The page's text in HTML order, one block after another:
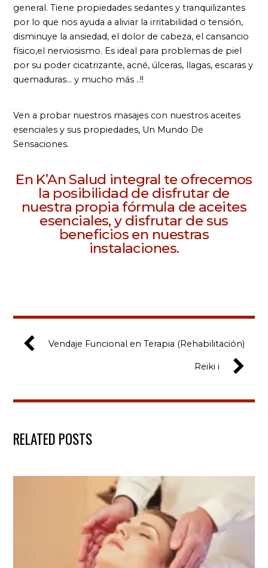
general. Tiene propiedades sedantes y tranquilizantes
por lo que nos ayuda a aliviar la irritabilidad o tensión,
disminuye la ansiedad, el dolor de cabeza, el cansancio
físico,el nerviosismo. Es ideal para problemas de piel
por su poder cicatrizante, acné, úlceras, llagas, escaras y
quemaduras… y mucho más ..!!
Ven a probar nuestros masajes con nuestros aceites
esenciales y sus propiedades, Un Mundo De
Sensaciones.
En K’An Salud integral te ofrecemos
la posibilidad de disfrutar de
nuestra propia fórmula de aceites
esenciales, y disfrutar de sus
beneficios en nuestras
instalaciones.
Vendaje Funcional en Terapia (Rehabilitación)
Reiki i
RELATED POSTS